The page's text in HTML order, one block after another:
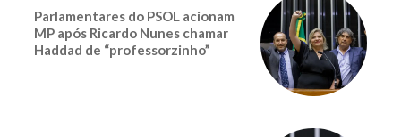
Parlamentares do PSOL acionam
MP após Ricardo Nunes chamar
Haddad de “professorzinho”